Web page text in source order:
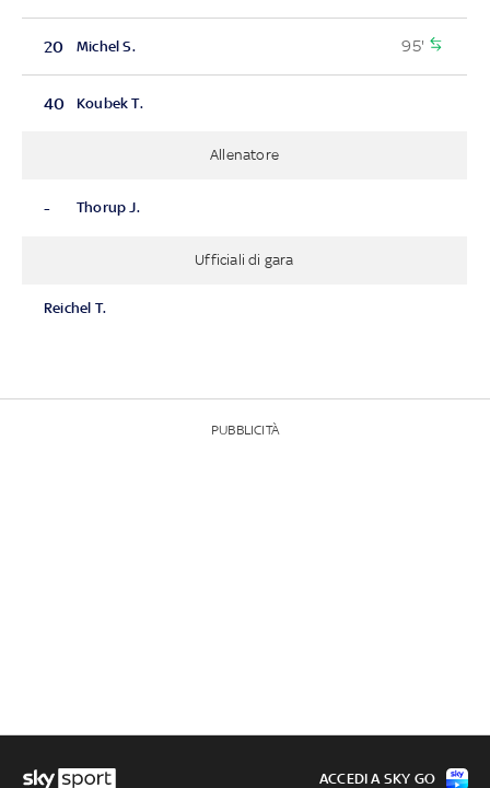
20 Michel S. 95'
40 Koubek T.
Allenatore
- Thorup J.
Ufficiali di gara
Reichel T.
PUBBLICITÀ
ACCEDI A SKY GO